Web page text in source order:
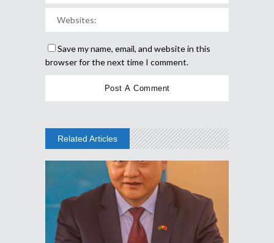
Save my name, email, and website in this
browser for the next time I comment.
Related Articles